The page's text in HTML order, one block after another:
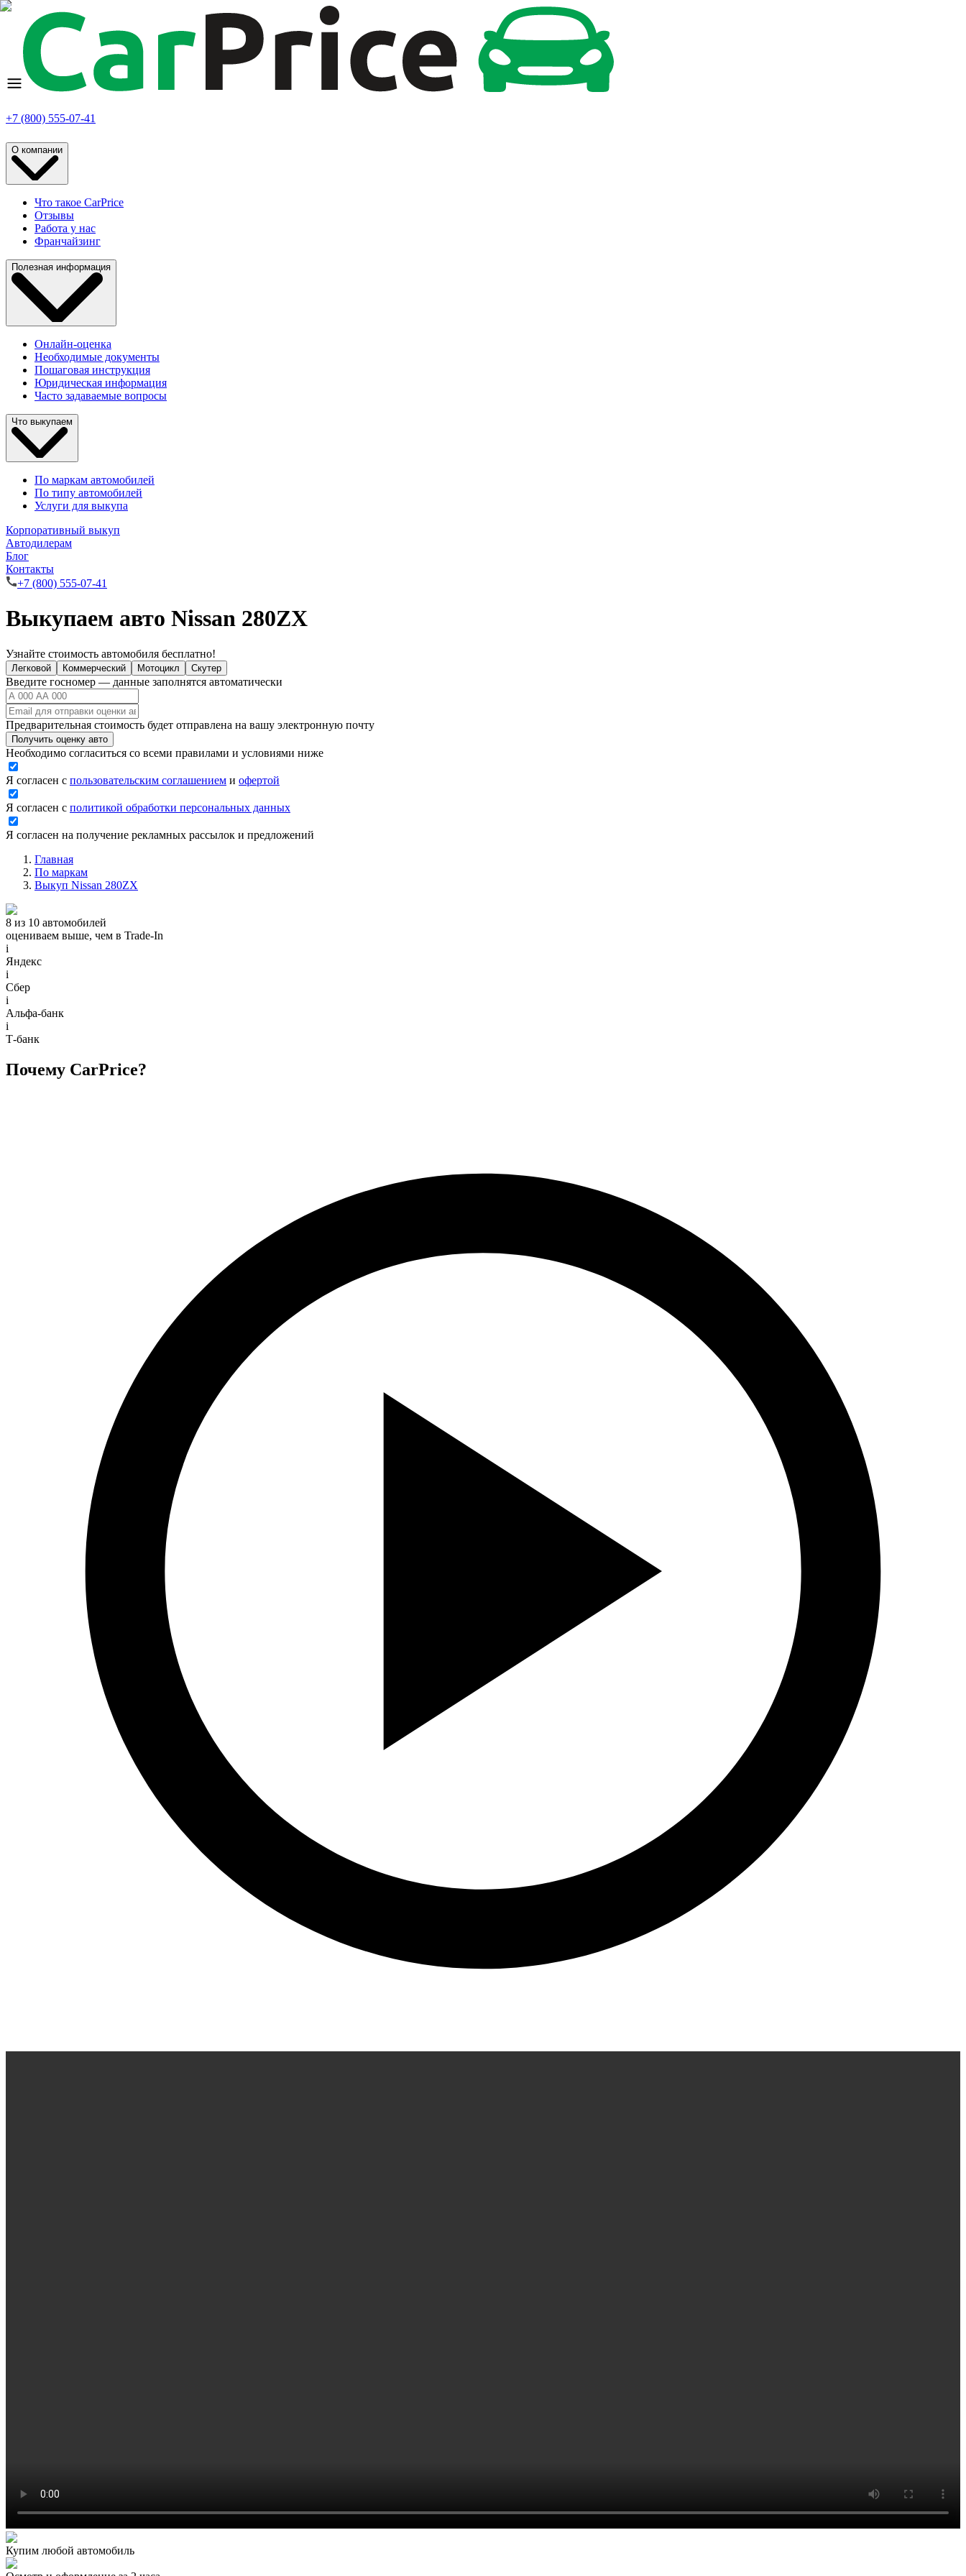
+7 (800) 555-07-41
О компании
Что такое CarPrice
Отзывы
Работа у нас
Франчайзинг
Полезная информация
Онлайн-оценка
Необходимые документы
Пошаговая инструкция
Юридическая информация
Часто задаваемые вопросы
Что выкупаем
По маркам автомобилей
По типу автомобилей
Услуги для выкупа
Корпоративный выкуп
Автодилерам
Блог
Контакты
+7 (800) 555-07-41
Выкупаем авто Nissan 280ZX
Узнайте стоимость автомобиля бесплатно!
Легковой Коммерческий Мотоцикл Скутер
Введите госномер — данные заполнятся автоматически
Предварительная стоимость будет отправлена на вашу электронную почту
Получить оценку авто
Необходимо согласиться со всеми правилами и условиями ниже
Я согласен с пользовательским соглашением и офертой
Я согласен с политикой обработки персональных данных
Я согласен на получение рекламных рассылок и предложений
Главная
По маркам
Выкуп Nissan 280ZX
8 из 10 автомобилей
оцениваем выше, чем в Trade‑In
i
Яндекс
i
Сбер
i
Альфа-банк
i
Т-банк
Почему CarPrice?
Купим любой автомобиль